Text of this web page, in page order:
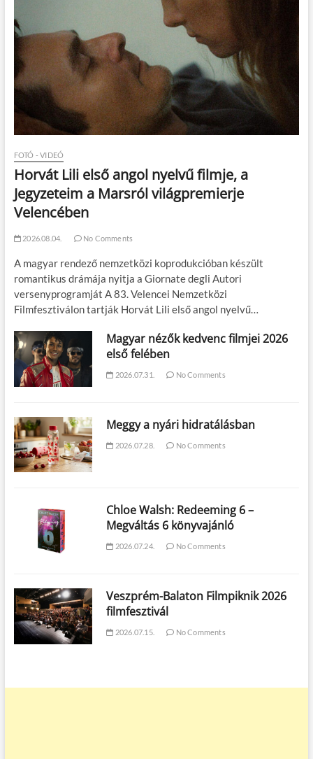
FOTÓ - VIDEÓ
Horvát Lili első angol nyelvű filmje, a
Jegyzeteim a Marsról világpremierje
Velencében
2026.08.04. No Comments
A magyar rendező nemzetközi koprodukcióban készült
romantikus drámája nyitja a Giornate degli Autori
versenyprogramját A 83. Velencei Nemzetközi
Filmfesztiválon tartják Horvát Lili első angol nyelvű…
Magyar nézők kedvenc filmjei 2026
első felében
2026.07.31. No Comments
Meggy a nyári hidratálásban
2026.07.28. No Comments
Chloe Walsh: Redeeming 6 –
Megváltás 6 könyvajánló
2026.07.24. No Comments
Veszprém-Balaton Filmpiknik 2026
filmfesztivál
2026.07.15. No Comments